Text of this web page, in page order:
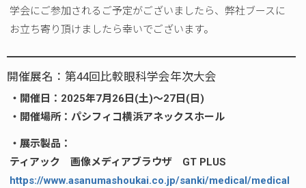
学会にご参加されるご予定がございましたら、弊社ブースに
お立ち寄り頂けましたら幸いでございます。
開催展名：第44回比較眼科学会年次大会
・開催日：2025年7月26日(土)～27日(日)
・開催場所：パシフィコ横浜アネックスホール
・展示製品：
ティアック 画像メディアブラウザ GT PLUS
https://www.asanumashoukai.co.jp/sanki/medical/medical